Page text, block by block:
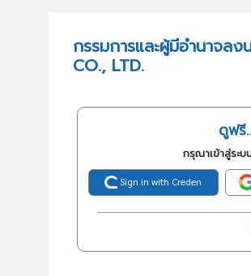
กรรมการและผู้มีอำนาจลง
CO., LTD.
ดูฟรี
กรุณาเข้าสู่ระ
Sign in with Creden